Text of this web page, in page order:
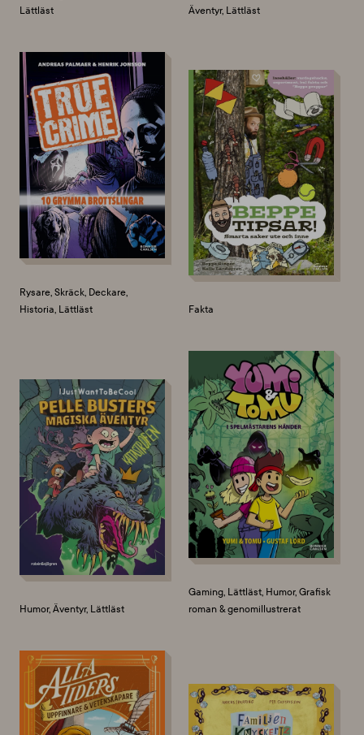
Lättläst
Äventyr, Lättläst
Rysare, Skräck, Deckare,
Historia, Lättläst
Fakta
Humor, Äventyr, Lättläst
Gaming, Lättläst, Humor, Grafisk
roman & genomillustrerat